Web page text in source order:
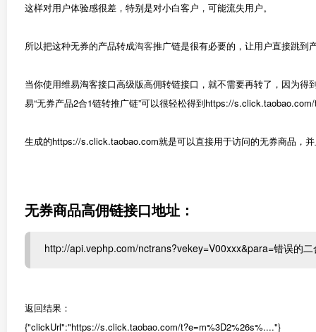
这样对用户体验感很差，特别是对小白客户，可能流失用户。
所以把这种无券的产品转成淘客推广链是很有必要的，让用户直接跳到
当你使用维易淘客接口高级版高佣转链接口，就不需要再转了，因为
易“无券产品2合1链转推广链”可以很轻松得到https://
生成的https://s.click.taobao.com就是可以直接用于访问的无券商品，
无券商品高佣链接口地址：
http://api.vephp.com/nctrans?vekey=V00xxx&para=错误的二
返回结果：
{"clickUrl":"https://s.click.taobao.com/t?e=m%3D2%26s%...."}